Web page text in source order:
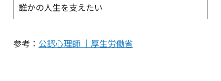
誰かの人生を支えたい
参考： 公認心理師 ｜厚生労働省